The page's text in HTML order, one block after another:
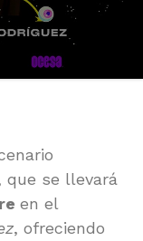
que se llevará
en el
, ofreciendo